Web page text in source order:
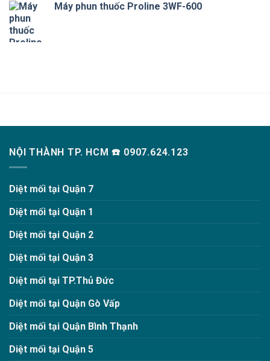
Máy phun thuốc Proline 3WF-600
NỘI THÀNH TP. HCM ☎️ 0907.624.123
Diệt mối tại Quận 7
Diệt mối tại Quận 1
Diệt mối tại Quận 2
Diệt mối tại Quận 3
Diệt mối tại TP.Thủ Đức
Diệt mối tại Quận Gò Vấp
Diệt mối tại Quận Bình Thạnh
Diệt mối tại Quận 5